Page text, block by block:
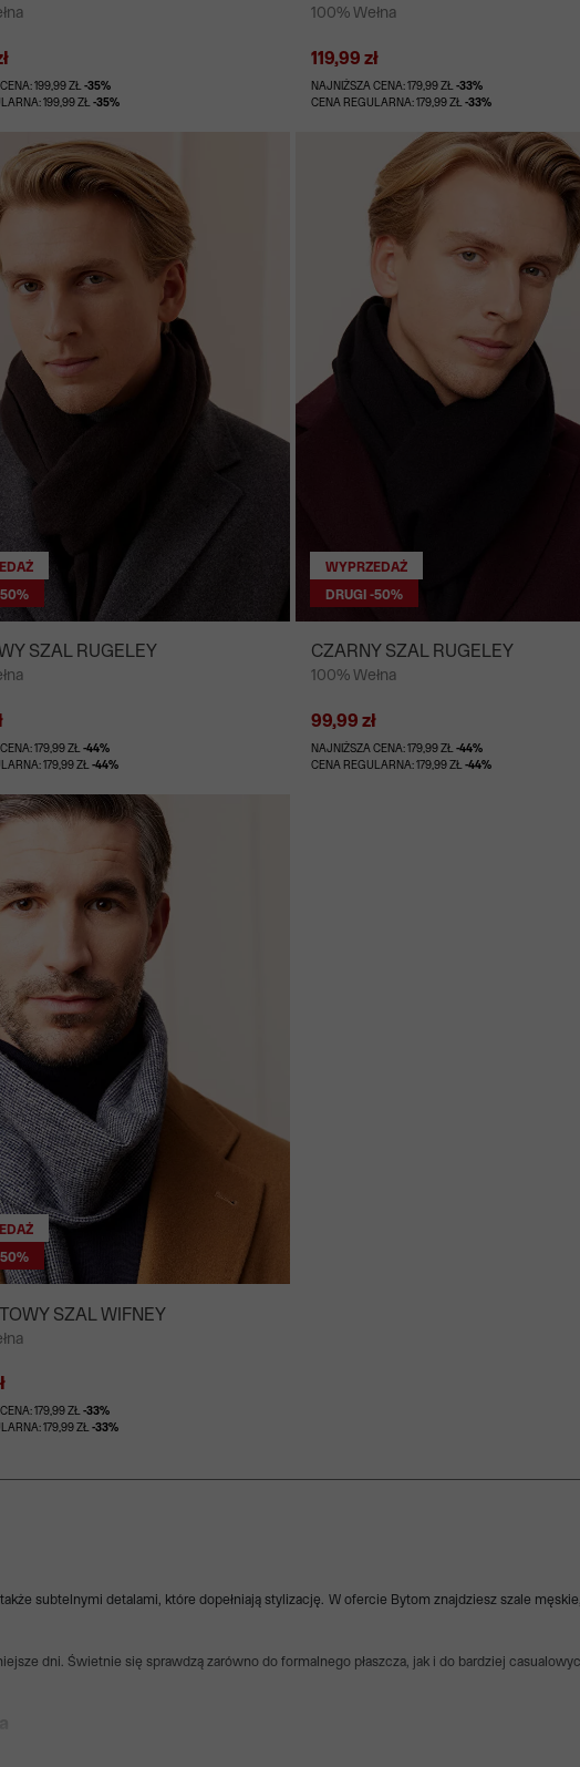
199,99 ZŁ -35%
199,99 ZŁ -35%
100% Wełna
119,99 zł
NAJNIŻSZA CENA: 179,99 ZŁ -33%
CENA REGULARNA: 179,99 ZŁ -33%
SZAL RUGELEY
179,99 ZŁ -44%
179,99 ZŁ -44%
WYPRZEDAŻ
DRUGI -50%
CZARNY SZAL RUGELEY
100% Wełna
99,99 zł
NAJNIŻSZA CENA: 179,99 ZŁ -44%
CENA REGULARNA: 179,99 ZŁ -44%
SZAL WIFNEY
179,99 ZŁ -33%
179,99 ZŁ -33%
subtelnymi detalami, które dopełniają stylizację. W ofercie Bytom znajdziesz szale
dni. Świetnie się sprawdzą zarówno do formalnego płaszcza, jak i do bardziej